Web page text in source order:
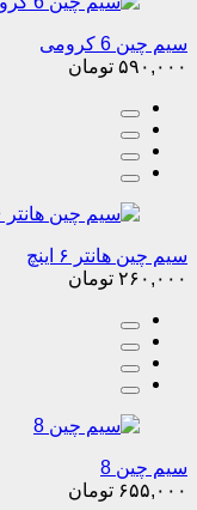
سیم چین 6 کرومی
۵۹۰,۰۰۰ تومان
سیم چین هانتر ۶ اینچ
۲۶۰,۰۰۰ تومان
سیم چین 8
۶۵۵,۰۰۰ تومان